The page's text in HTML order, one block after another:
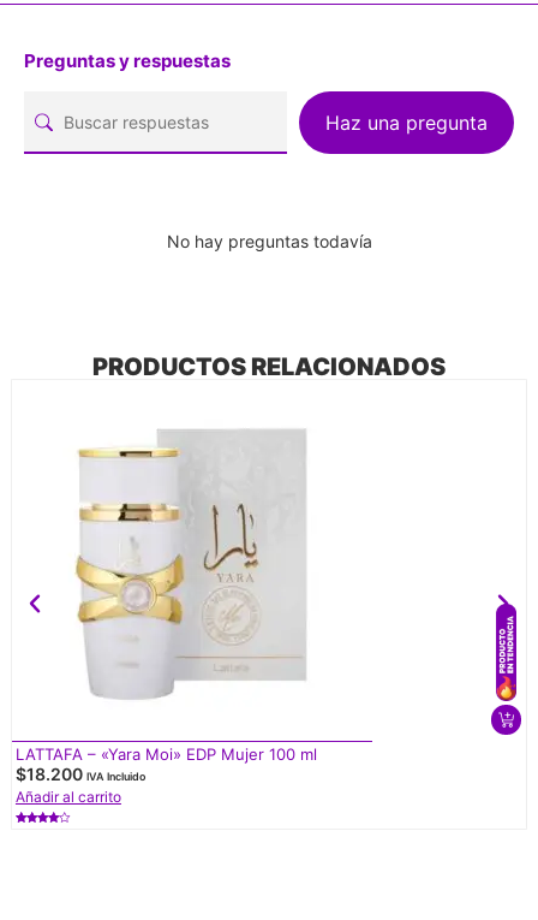
Preguntas y respuestas
Haz una pregunta
No hay preguntas todavía
PRODUCTOS RELACIONADOS
LATTAFA – «Yara Moi» EDP Mujer 100 ml
$18.200 IVA Incluido
Añadir al carrito